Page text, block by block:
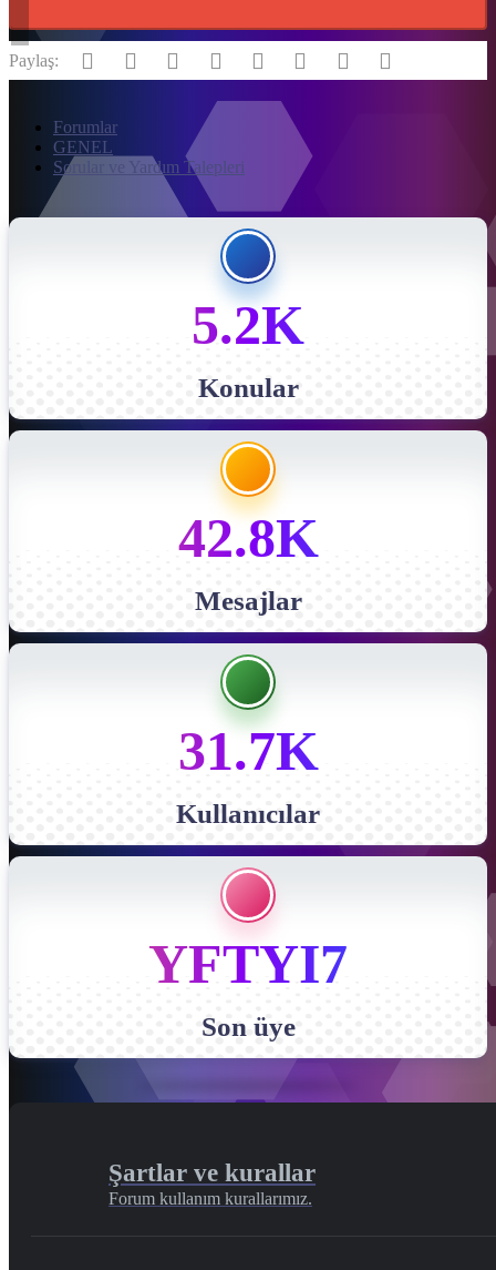
Paylaş: FacebookTwitter Reddit PinterestTumblr WhatsApp
E-posta
Forumlar
GENEL
Sorular ve Yardım Talepleri
5.2K
Konular
42.8K
Mesajlar
31.7K
Kullanıcılar
YFTYI7
Son üye
Şartlar ve kurallar
Forum kullanım kurallarımız.